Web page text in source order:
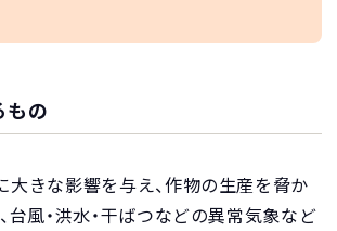
もの
大きな影響を与え、作物の生産を脅か
台風・洪水・干ばつなどの異常気象など